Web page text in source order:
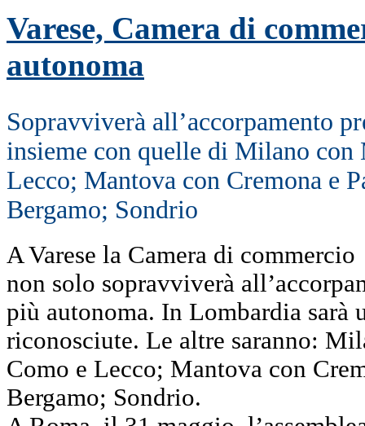
Varese, Camera di
autonoma
Sopravviverà all’accorpamento
insieme con quelle di Milano con
Lecco; Mantova con Cremona e
Bergamo; Sondrio
A Varese la Camera di commercio
non solo sopravviverà
più autonoma. In Lombardia sarà
riconosciute. Le altre saranno:
Como e Lecco; Mantova con
Bergamo; Sondrio.